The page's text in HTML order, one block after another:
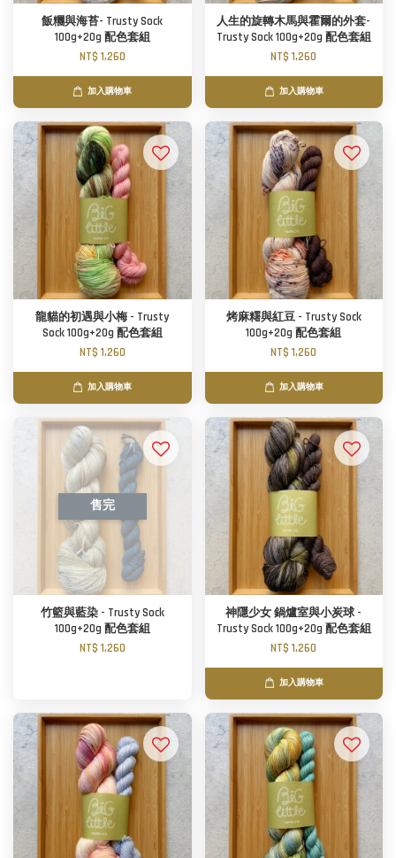
飯糰與海苔- Trusty Sock
100g+20g 配色套組
NT$ 1,260
加入購物車
人生的旋轉木馬與霍爾的外套-
Trusty Sock 100g+20g 配色套組
NT$ 1,260
加入購物車
龍貓的初遇與小梅 - Trusty
Sock 100g+20g 配色套組
NT$ 1,260
加入購物車
烤麻糬與紅豆 - Trusty Sock
100g+20g 配色套組
NT$ 1,260
加入購物車
售完
竹籃與藍染 - Trusty Sock
100g+20g 配色套組
NT$ 1,260
神隱少女 鍋爐室與小炭球 -
Trusty Sock 100g+20g 配色套組
NT$ 1,260
加入購物車